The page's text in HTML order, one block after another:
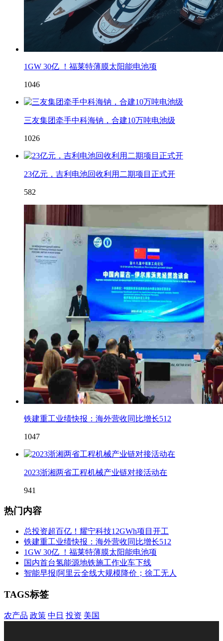
1GW 30亿 ！福莱特薄膜太阳能电池项
1046
三友集团牵手中科海钠，合建10万吨电池级
1026
23亿元，吉利电池回收利用二期项目正式开
582
铁建重工业绩快报：海外营收同比增长512
1047
2023浙湘两省工程机械产业链对接活动在
941
热门内容
总投资超百亿！耀宁科技12GWh项目开工
铁建重工业绩快报：海外营收同比增长512
1GW 30亿 ！福莱特薄膜太阳能电池项
国内首台氢能源地铁施工作业车下线
智能早报|阿里云全线大规模降价；徐工无人
TAGS标签
农产品 政策 中日 投资 美国